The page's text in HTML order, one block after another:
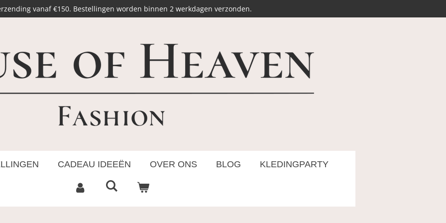
vanaf €150. Bestellingen worden binnen 2 werkdagen verzonden.
CADEAU IDEEËN OVER ONS BLOG KLEDINGPARTY